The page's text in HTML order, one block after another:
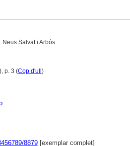
Salvat i Arbós
p. 3 (Cop d'ull )
8879[exemplar complet]